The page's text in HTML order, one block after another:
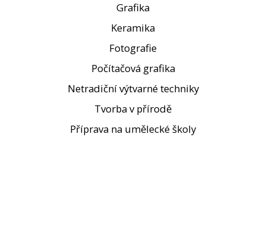
Grafika
Keramika
Fotografie
Počítačová grafika
Netradiční výtvarné techniky
Tvorba v přírodě
Příprava na umělecké školy